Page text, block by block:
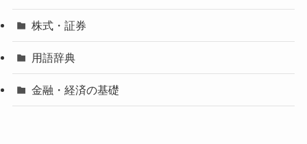
株式・証券
用語辞典
金融・経済の基礎